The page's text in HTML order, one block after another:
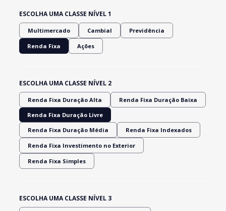
ESCOLHA UMA CLASSE NÍVEL 1
Multimercado Cambial Previdência
Renda Fixa Ações
ESCOLHA UMA CLASSE NÍVEL 2
Renda Fixa Duração Alta
Renda Fixa Duração Baixa
Renda Fixa Duração Livre
Renda Fixa Duração Média
Renda Fixa Indexados
Renda Fixa Investimento no Exterior
Renda Fixa Simples
ESCOLHA UMA CLASSE NÍVEL 3